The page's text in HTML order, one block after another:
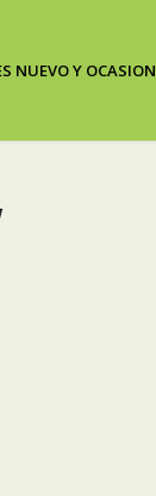
NUEVO Y OCASION